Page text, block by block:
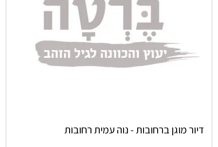
דיור מוגן ברחובות - נוה עמית רחובות